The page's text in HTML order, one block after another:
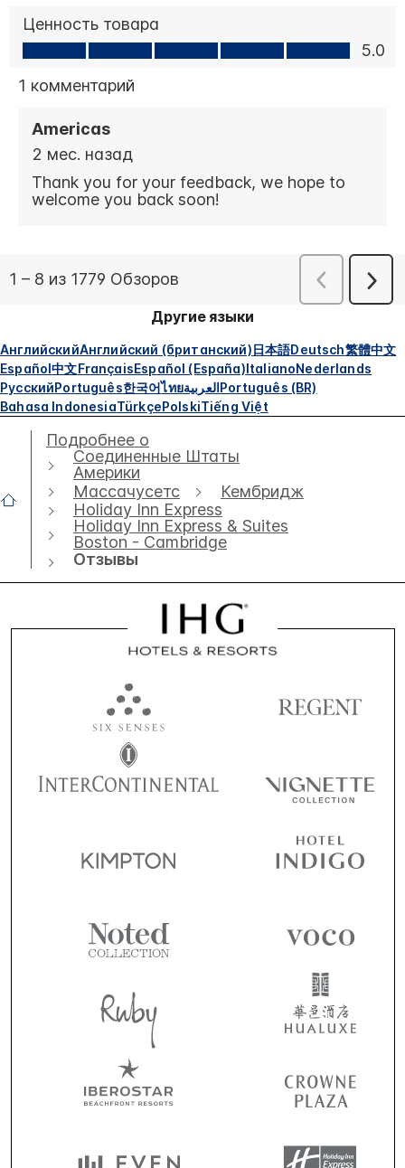
Другие языки
АнглийскийАнглийский (британский)日本語Deutsch繁體中文
Español中文FrançaisEspañol (España)ItalianoNederlands
РусскийPortuguês한국어ไทยالعربيةPortuguês (BR)
Bahasa IndonesiaTürkçePolskiTiếng Việt
Подробнее о
Соединенные Штаты
Америки
Массачусетс
Кембридж
Holiday Inn Express
Holiday Inn Express & Suites
Boston - Cambridge
Отзывы